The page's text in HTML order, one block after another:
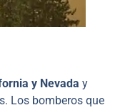
y Nevada y
Los bomberos que